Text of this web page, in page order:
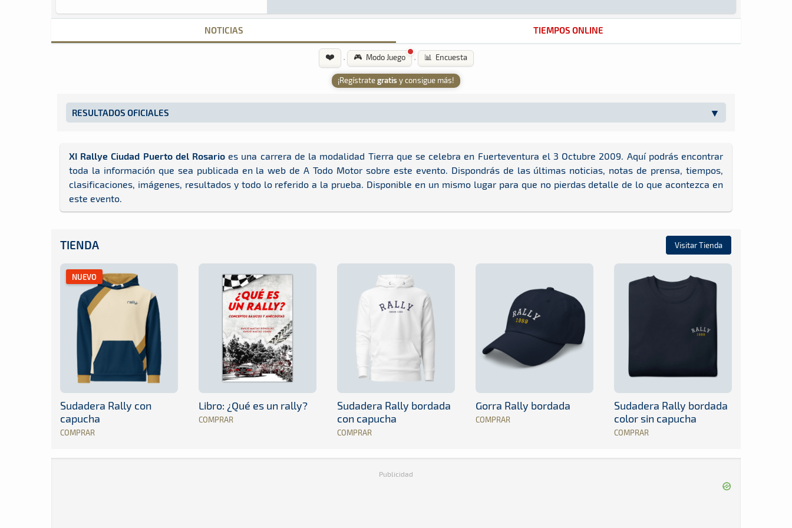
NOTICIAS TIEMPOS ONLINE
❤️ · 🎮 Modo Juego · 📊 Encuesta
¡Regístrategratis y consigue más!
RESULTADOS OFICIALES
XI Rallye Ciudad Puerto del Rosario es una carrera de la modalidad Tierra que se celebra en Fuerteventura el 3 Octubre 2009. Aquí podrás encontrar
toda la información que sea publicada en la web de A Todo Motor sobre este evento. Dispondrás de las últimas noticias, notas de prensa, tiempos,
clasificaciones, imágenes, resultados y todo lo referido a la prueba. Disponible en un mismo lugar para que no pierdas detalle de lo que acontezca en
este evento.
TIENDA Visitar Tienda
NUEVO
Sudadera Rally con
capucha
COMPRAR
Libro: ¿Qué es un rally?
COMPRAR
Sudadera Rally bordada
con capucha
COMPRAR
Gorra Rally bordada
COMPRAR
Sudadera Rally bordada
color sin capucha
COMPRAR
Publicidad